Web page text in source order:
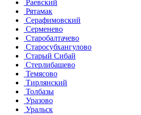
Раевский
Рятамак
Серафимовский
Серменево
Старобалтачево
Старосубхангулово
Старый Сибай
Стерлибашево
Темясово
Тирлянский
Толбазы
Уразово
Уральск